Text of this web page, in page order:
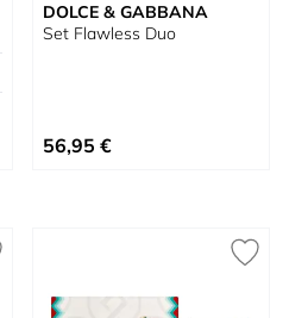
DOLCE & GABBANA
Set Flawless Duo
Prix spécial
56,95 €